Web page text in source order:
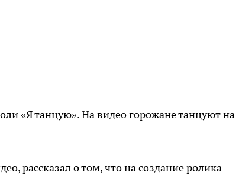
«Я танцую». На видео горожане танцуют на
рассказал о том, что на создание ролика